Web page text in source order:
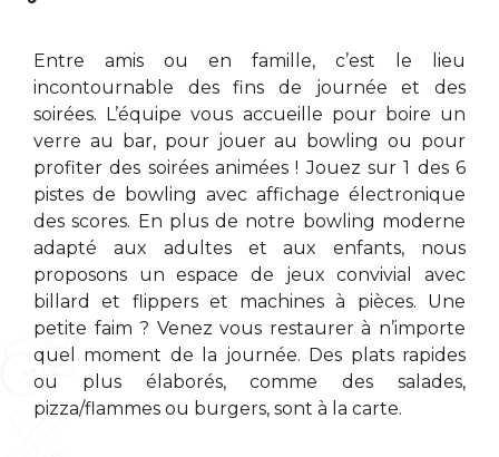
Entre amis ou en famille, c’est le lieu
incontournable des fins de journée et des
soirées. L’équipe vous accueille pour boire un
verre au bar, pour jouer au bowling ou pour
profiter des soirées animées ! Jouez sur 1 des 6
pistes de bowling avec affichage électronique
des scores. En plus de notre bowling moderne
adapté aux adultes et aux enfants, nous
proposons un espace de jeux convivial avec
billard et flippers et machines à pièces. Une
petite faim ? Venez vous restaurer à n’importe
quel moment de la journée. Des plats rapides
ou plus élaborés, comme des salades,
pizza/flammes ou burgers, sont à la carte.